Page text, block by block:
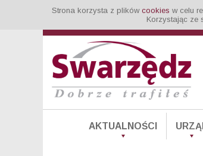
Strona korzysta z plików cookies w celu
Korzystając ze
AKTUALNOŚCI